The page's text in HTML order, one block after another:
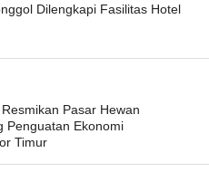
Dilengkapi Fasilitas Hotel
Pasar Hewan
Penguatan Ekonomi
Timur